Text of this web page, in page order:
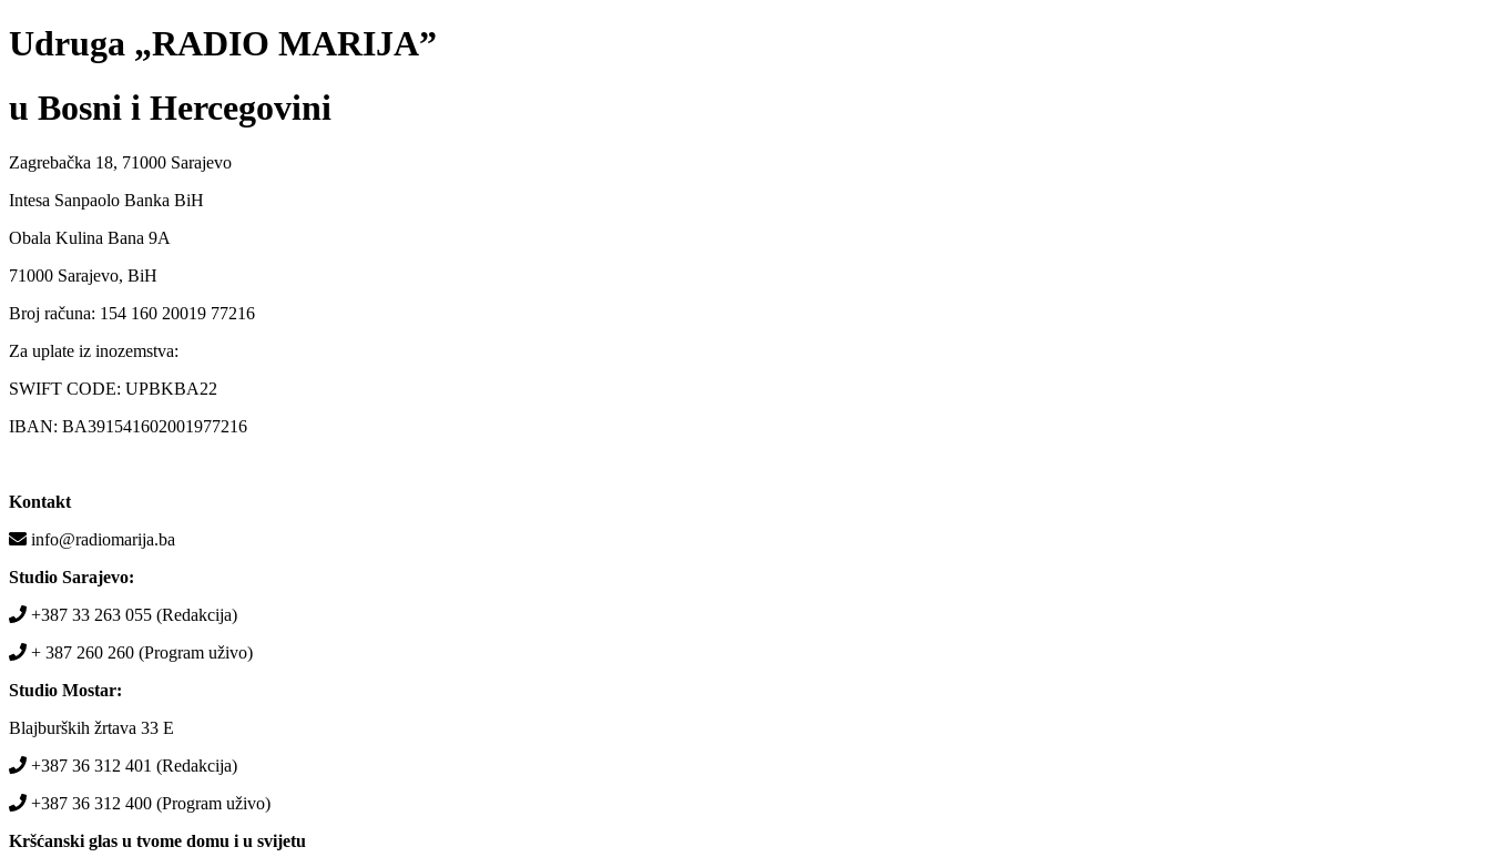
Udruga „RADIO MARIJA”
u Bosni i Hercegovini
Zagrebačka 18, 71000 Sarajevo
Intesa Sanpaolo Banka BiH
Obala Kulina Bana 9A
71000 Sarajevo, BiH
Broj računa: 154 160 20019 77216
Za uplate iz inozemstva:
SWIFT CODE: UPBKBA22
IBAN: BA391541602001977216
Kontakt
info@radiomarija.ba
Studio Sarajevo:
+387 33 263 055 (Redakcija)
+ 387 260 260 (Program uživo)
Studio Mostar:
Blajburških žrtava 33 E
+387 36 312 401 (Redakcija)
+387 36 312 400 (Program uživo)
Kršćanski glas u tvome domu i u svijetu